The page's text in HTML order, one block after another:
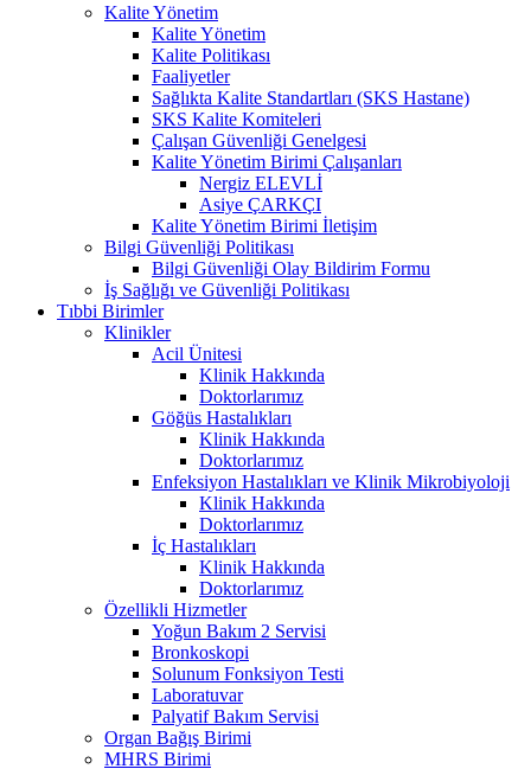
Kalite Yönetim
Kalite Yönetim
Kalite Politikası
Faaliyetler
Sağlıkta Kalite Standartları (SKS Hastane)
SKS Kalite Komiteleri
Çalışan Güvenliği Genelgesi
Kalite Yönetim Birimi Çalışanları
Nergiz ELEVLİ
Asiye ÇARKÇI
Kalite Yönetim Birimi İletişim
Bilgi Güvenliği Politikası
Bilgi Güvenliği Olay Bildirim Formu
İş Sağlığı ve Güvenliği Politikası
Tıbbi Birimler
Klinikler
Acil Ünitesi
Klinik Hakkında
Doktorlarımız
Göğüs Hastalıkları
Klinik Hakkında
Doktorlarımız
Enfeksiyon Hastalıkları ve Klinik Mikrobiyoloji
Klinik Hakkında
Doktorlarımız
İç Hastalıkları
Klinik Hakkında
Doktorlarımız
Özellikli Hizmetler
Yoğun Bakım 2 Servisi
Bronkoskopi
Solunum Fonksiyon Testi
Laboratuvar
Palyatif Bakım Servisi
Organ Bağış Birimi
MHRS Birimi